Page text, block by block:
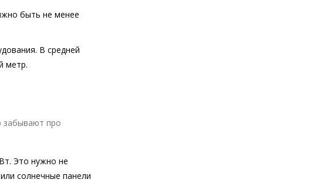
быть не менее
В средней
метр.
забывают про
Это нужно не
солнечные панели